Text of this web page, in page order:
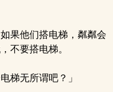
果他们搭电梯，粼粼会
不要搭电梯。
梯无所谓吧？」